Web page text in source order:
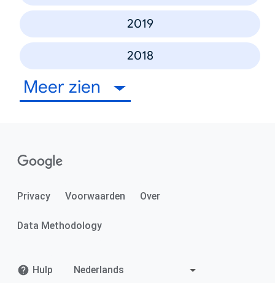
2019
2018
Meer zien
Privacy Voorwaarden Over
Data Methodology
Hulp